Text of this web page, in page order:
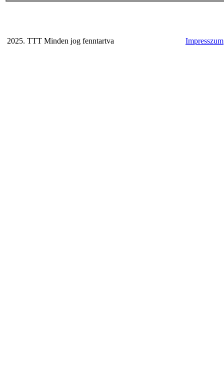
2025. TTT Minden jog fenntartva Impresszum